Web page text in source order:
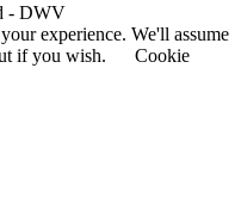
- DWV
experience. We'll assume
if you wish.
Cookie